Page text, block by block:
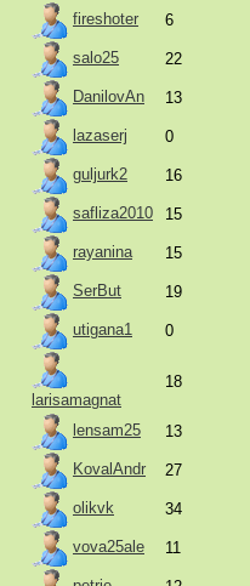
fireshoter 6
salo25 22
DanilovAn 13
lazaserj 0
guljurk2 16
safliza2010 15
rayanina 15
SerBut 19
utigana1 0
larisamagnat
18
lensam25 13
KovalAndr 27
olikvk 34
vova25ale 11